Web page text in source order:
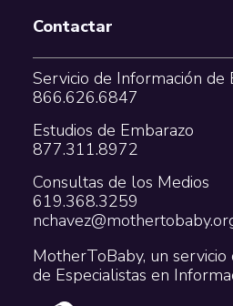
Contactar
Servicio de Información de
866.626.6847
Estudios de Embarazo
877.311.8972
Consultas de los Medios
619.368.3259
MotherToBaby, un servicio
de Especialistas en